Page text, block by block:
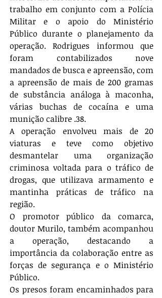
trabalho em conjunto com a Polícia
Militar e o apoio do Ministério
Público durante o planejamento da
operação. Rodrigues informou que
foram contabilizados nove
mandados de busca e apreensão, com
a apreensão de mais de 200 gramas
de substância análoga à maconha,
várias buchas de cocaína e uma
munição calibre .38.
A operação envolveu mais de 20
viaturas e teve como objetivo
desmantelar uma organização
criminosa voltada para o tráfico de
drogas, que utilizava armamento e
mantinha práticas de tráfico na
região.
O promotor público da comarca,
doutor Murilo, também acompanhou
a operação, destacando a
importância da colaboração entre as
forças de segurança e o Ministério
Público.
Os presos foram encaminhados para